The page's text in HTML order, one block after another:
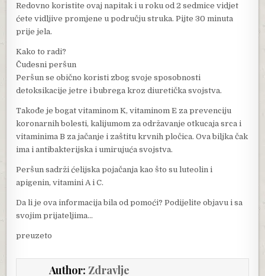
Redovno koristite ovaj napitak i u roku od 2 sedmice vidjet
ćete vidljive promjene u području struka. Pijte 30 minuta
prije jela.
Kako to radi?
Čudesni peršun
Peršun se obično koristi zbog svoje sposobnosti
detoksikacije jetre i bubrega kroz diuretička svojstva.
Takođe je bogat vitaminom K, vitaminom E za prevenciju
koronarnih bolesti, kalijumom za održavanje otkucaja srca i
vitaminima B za jačanje i zaštitu krvnih pločica. Ova biljka čak
ima i antibakterijska i umirujuća svojstva.
Peršun sadrži ćelijska pojačanja kao što su luteolin i
apigenin, vitamini A i C.
Da li je ova informacija bila od pomoći? Podijelite objavu i sa
svojim prijateljima…
preuzeto
Author: Zdravlje